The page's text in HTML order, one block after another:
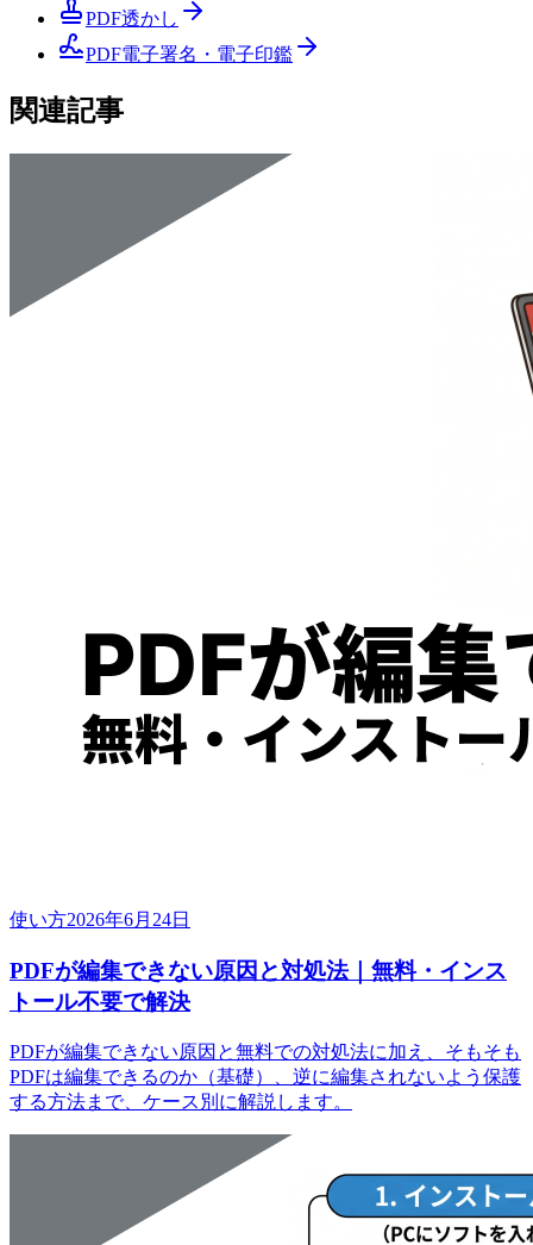
PDF透かし
PDF電子署名・電子印鑑
関連記事
使い方2026年6月24日
PDFが編集できない原因と対処法｜無料・インス
トール不要で解決
PDFが編集できない原因と無料での対処法に加え、そもそも
PDFは編集できるのか（基礎）、逆に編集されないよう保護
する方法まで、ケース別に解説します。